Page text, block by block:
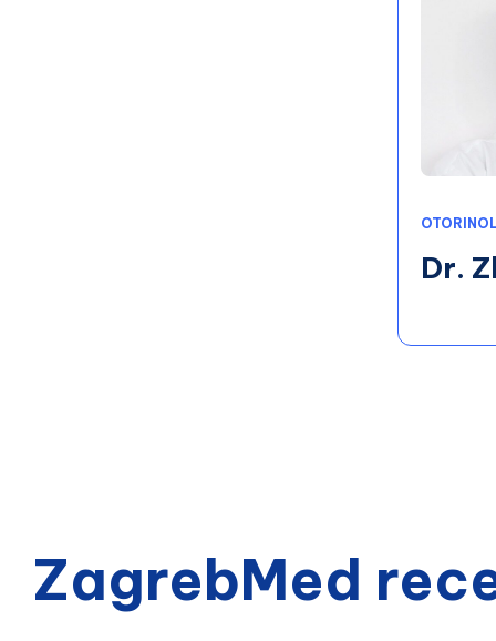
Dr.
ZagrebMed